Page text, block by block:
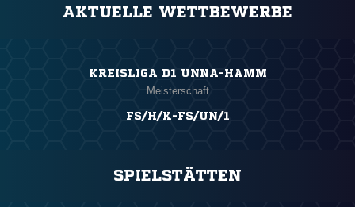
AKTUELLE WETTBEWERBE
KREISLIGA D1 UNNA-HAMM
Meisterschaft
FS/H/K-FS/UN/1
SPIELSTÄTTEN